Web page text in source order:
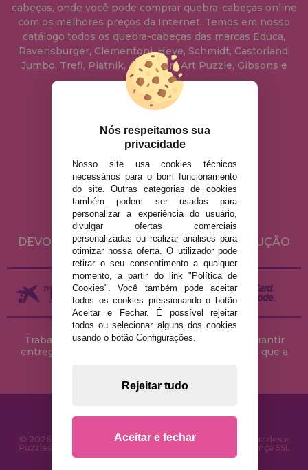
cabeças, onde você pode comprar quebra-cabeças online
com os melhores preços da Internet. Temos em nosso
catálogo todos os quebra-cabeças das marcas Educa,
Ravensburger, Clementoni, Heye, Schmidt, Castorland,
Jumbo, Trefl, Piatnik, Anatolian, Art Puzzle, Gibsons e
muito mais.
AVISO LEGAL
POLÍTICA DE PRIVACIDADE
POLÍTICA DE COOKIES
ENVIO E DEVOLUÇÕES
DEVOLUÇÕES / DIREITO DE LIVRE RESOLUÇÃO
Trabalhamos com stocks permanentes para garantir
entregas rápidas no território peninsular, desde que a
© 2026 CasaDoPuzzle.com - Loja Online para comprar Puzzles e
Puzzles na Internet. Entrega rápida em 24 horas e segurança SSL
Nós respeitamos sua
privacidade
Nosso site usa cookies técnicos
necessários para o bom funcionamento
do site. Outras categorias de cookies
também podem ser usadas para
personalizar a experiência do usuário,
divulgar ofertas comerciais
personalizadas ou realizar análises para
otimizar nossa oferta. O utilizador pode
retirar o seu consentimento a qualquer
momento, a partir do link "Política de
Cookies". Você também pode aceitar
todos os cookies pressionando o botão
Aceitar e Fechar. É possível rejeitar
todos ou selecionar alguns dos cookies
usando o botão Configurações.
Rejeitar tudo
Aceitar e fechar